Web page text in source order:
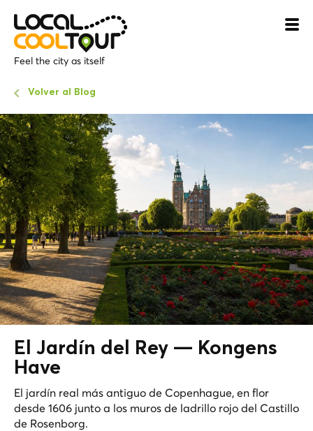
Feel the city as itself
Volver al Blog
El Jardín del Rey — Kongens
Have
El jardín real más antiguo de Copenhague, en flor
desde 1606 junto a los muros de ladrillo rojo del Castillo
de Rosenborg.